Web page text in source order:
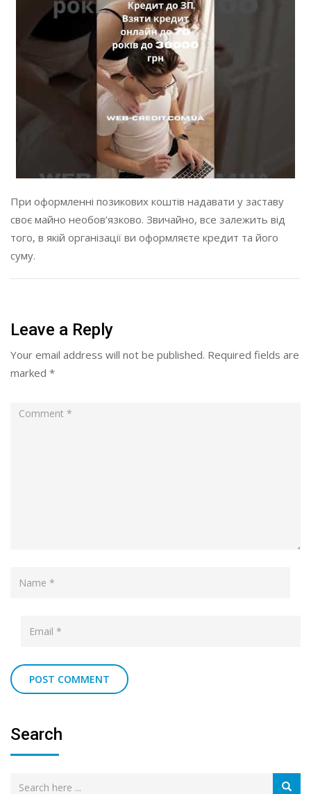
При оформленні позикових коштів надавати у заставу
своє майно необов’язково. Звичайно, все залежить від
того, в якій організації ви оформляєте кредит та його
суму.
Leave a Reply
Your email address will not be published. Required fields are
marked *
Search